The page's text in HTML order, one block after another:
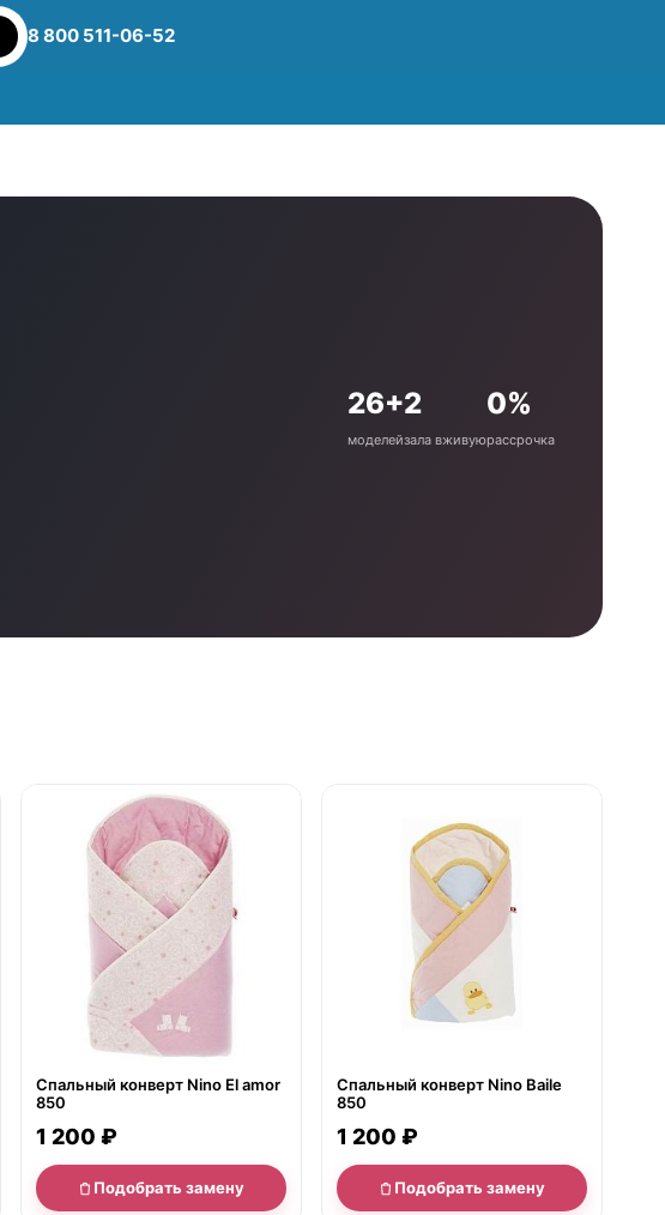
8 800 511-06-52
26+
моделей
2
зала вживую
0%
рассрочка
нет в продаже
Спальный конверт Nino El amor
850
1 200 ₽
Подобрать замену
Спальный конверт Nino Baile
850
1 200 ₽
Подобрать замену